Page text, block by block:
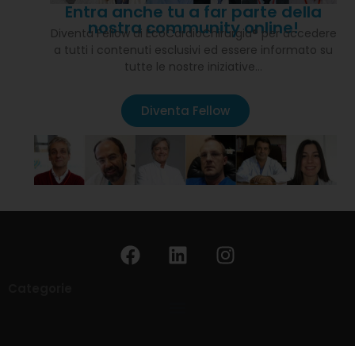
Entra anche tu a far parte della
nostra community online!
Diventa Fellow di EcoCardioChirurgia® per accedere
a tutti i contenuti esclusivi ed essere informato su
tutte le nostre iniziative…
Diventa Fellow